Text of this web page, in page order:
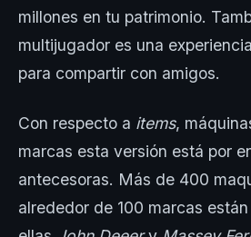
millones en tu patrimonio.
multijugador es una
para compartir con amigos.
Con respecto a items,
marcas esta versión está por
antecesoras. Más de 400
alrededor de 100 marcas